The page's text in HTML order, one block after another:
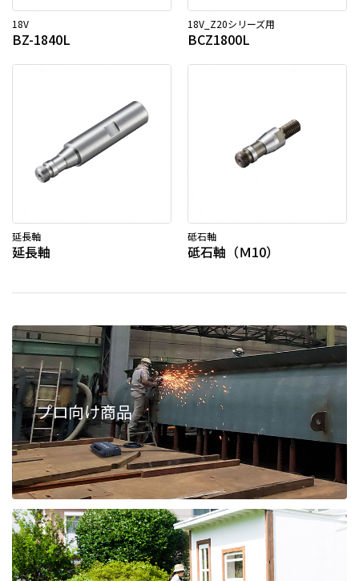
18V
BZ-1840L
18V_Z20シリーズ用
BCZ1800L
延長軸
延長軸
砥石軸
砥石軸（Ｍ10）
プロ向け商品